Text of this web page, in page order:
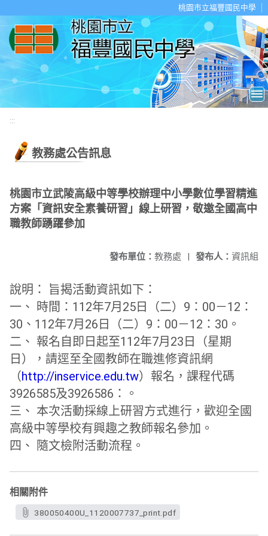
桃園市立福豐國民中學
:::
教務處公告訊息
桃園市立武陵高級中等學校辦理中小學數位學習精進
方案「資訊安全素養研習」線上研習，敬邀全國高中
職教師踴躍參加
發布人： 資訊組
發布單位： 教務處 |
說明： 旨揭活動資訊如下：
一、 時間：112年7月25日（二）9：00－12：
30、112年7月26日（二）9：00－12：30。
二、 報名自即日起至112年7月23日（星期
日），請逕至全國教師在職進修資訊網
（http://inservice.edu.tw）報名，課程代碼
3926585及3926586：。
三、 本次活動採線上研習方式進行，歡迎全國
高級中等學校有興趣之教師報名參加。
四、 隨文檢附活動流程。
相關附件
380050400U_1120007737_print.pdf